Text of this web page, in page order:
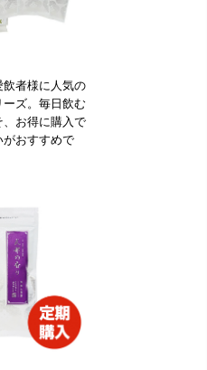
者様に人気の
ーズ。毎日飲む
、お得に購入で
がおすすめで